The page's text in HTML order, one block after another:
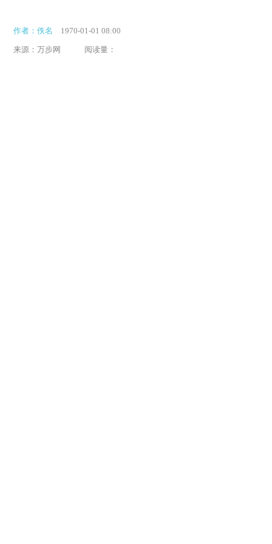
作者：佚名 1970-01-01 08:00
来源：万步网 阅读量：